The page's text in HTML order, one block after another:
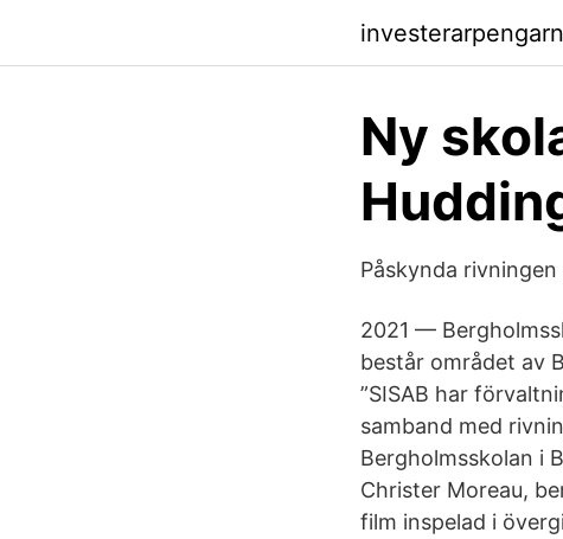
Ny
Påskynda
2021 —
består området av
”SISAB har
samband med
Bergholmsskolan i
Christer Moreau,
film inspelad i